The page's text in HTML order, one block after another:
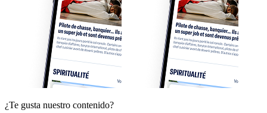
¿Te gusta nuestro contenido?